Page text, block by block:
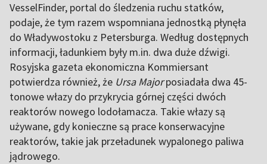
VesselFinder, portal do śledzenia ruchu statków,
podaje, że tym razem wspomniana jednostką płynęła
do Władywostoku z Petersburga. Według dostępnych
informacji, ładunkiem były m.in. dwa duże dźwigi.
Rosyjska gazeta ekonomiczna Kommiersant
potwierdza również, że Ursa Majorposiadała dwa 45-
tonowe włazy do przykrycia górnej części dwóch
reaktorów nowego lodołamacza. Takie włazy są
używane, gdy konieczne są prace konserwacyjne
reaktorów, takie jak przeładunek wypalonego paliwa
jądrowego.